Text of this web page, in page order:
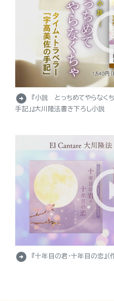
arrow_circle_right
『小説 とっちめてやらなくち
手記」』大川隆法書き下ろし小説
arrow_circle_right 『十年目の君・十年目の恋』（